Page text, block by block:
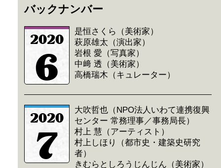
バックナンバー
2020
6
是恒さくら（美術家）
萩原雄太（演出家）
岩根 愛（写真家）
中﨑 透（美術家）
高橋瑞木（キュレーター）
2020
7
大吹哲也（NPO法人いわて連携復興
センター 常務理事／事務局長）
村上 慧（アーティスト）
村上しほり（都市史・建築史研究
者）
きむらとしろうじんじん（美術家）